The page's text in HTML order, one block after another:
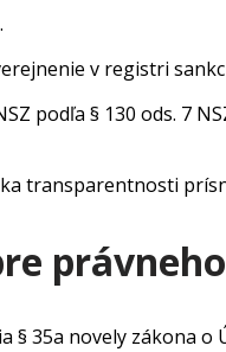
v registri
podľa § 130 ods. 7
transparentnosti
§ 35a novely zákona o